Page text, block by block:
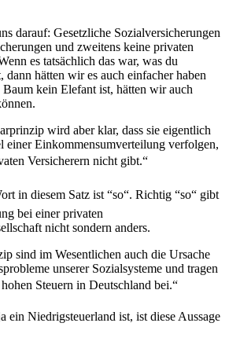
darauf: Gesetzliche Sozialversicherungen
und zweitens keine privaten
es tatsächlich das war, was du
dann hätten wir es auch einfacher haben
kein Elefant ist, hätten wir auch
wird aber klar, dass sie eigentlich
einer Einkommensumverteilung verfolgen,
Versicherern nicht gibt.“
in diesem Satz ist “so“. Richtig “so“ gibt
bei einer privaten
nicht sondern anders.
sind im Wesentlichen auch die Ursache
unserer Sozialsysteme und tragen
Steuern in Deutschland bei.“
ein Niedrigsteuerland ist, ist diese Aussage